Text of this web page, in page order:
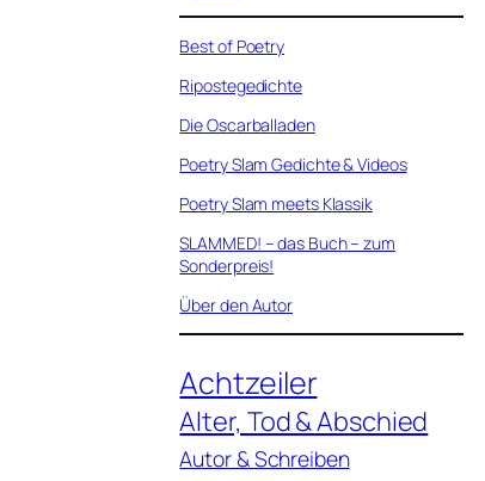
Best of Poetry
Ripostegedichte
Die Oscarballaden
Poetry Slam Gedichte & Videos
Poetry Slam meets Klassik
SLAMMED! – das Buch – zum
Sonderpreis!
Über den Autor
Achtzeiler
Alter, Tod & Abschied
Autor & Schreiben